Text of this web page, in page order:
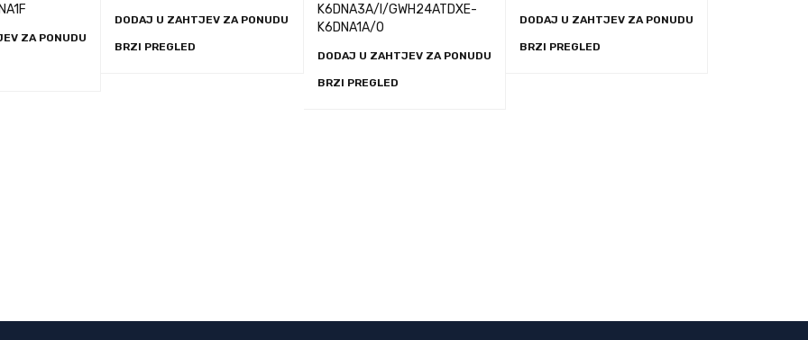
ZA PONUDU
DODAJ U ZAHTJEV ZA PONUDU
BRZI PREGLED
K6DNA3A/I/GWH24ATDXE-
K6DNA1A/O
DODAJ U ZAHTJEV ZA PONUDU
BRZI PREGLED
DODAJ U ZAHTJEV ZA PONUDU
BRZI PREGLED